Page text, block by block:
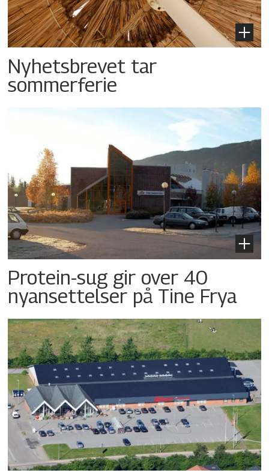
Nyhetsbrevet tar
sommerferie
Protein-sug gir over 40
nyansettelser på Tine Frya